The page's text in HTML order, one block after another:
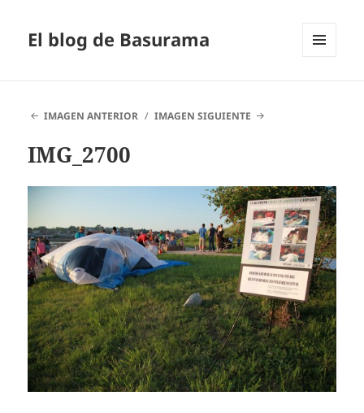
El blog de Basurama
IMAGEN ANTERIOR
IMAGEN SIGUIENTE
IMG_2700